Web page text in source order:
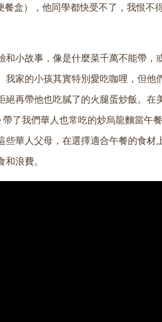
餐盒），他同學都快受不了，我恨
和小故事，像是什麼菜千萬不能帶
我家的小孩其實特別愛吃咖哩，但
再帶他也吃膩了的火腿蛋炒飯。在
帶了我們華人也常吃的炒烏龍麵當
些華人父母，在選擇適合午餐的食
浪費。